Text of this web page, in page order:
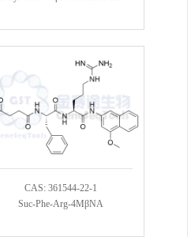
CAS: 361544-22-1
Suc-Phe-Arg-4MβNA